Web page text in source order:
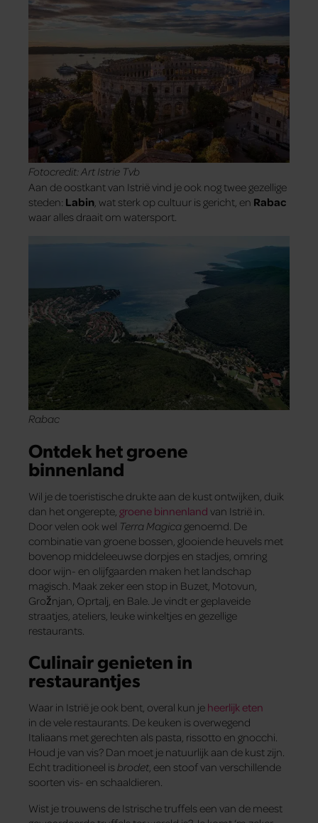
Fotocredit: Art Istrie Tvb
Aan de oostkant van Istrië vind je ook nog twee gezellige
steden: Labin , wat sterk op cultuur is gericht, en Rabac
waar alles draait om watersport.
Rabac
Ontdek het groene
binnenland
Wil je de toeristische drukte aan de kust ontwijken, duik
dan het ongerepte, groene binnenland van Istrië in.
Door velen ook wel Terra Magica genoemd. De
combinatie van groene bossen, glooiende heuvels met
bovenop middeleeuwse dorpjes en stadjes, omring
door wijn- en olijfgaarden maken het landschap
magisch. Maak zeker een stop in Buzet, Motovun,
Grožnjan, Oprtalj, en Bale. Je vindt er geplaveide
straatjes, ateliers, leuke winkeltjes en gezellige
restaurants.
Culinair genieten in
restaurantjes
Waar in Istrië je ook bent, overal kun je heerlijk eten
in de vele restaurants. De keuken is overwegend
Italiaans met gerechten als pasta, rissotto en gnocchi.
Houd je van vis? Dan moet je natuurlijk aan de kust zijn.
Echt traditioneel isbrodet, een stoof van verschillende
soorten vis- en schaaldieren.
Wist je trouwens de Istrische truffels een van de meest